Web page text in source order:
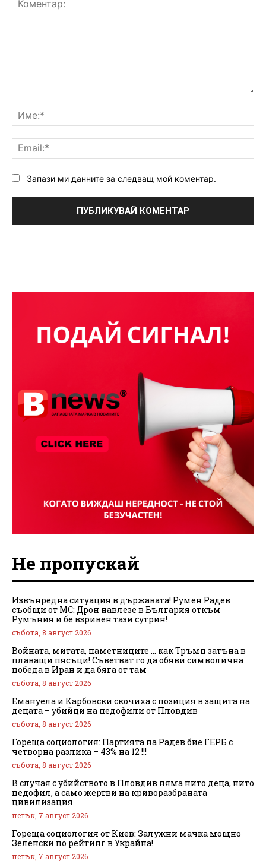
Запази ми данните за следващ мой коментар.
Не пропускай
Извънредна ситуация в държавата! Румен Радев
съобщи от МС: Дрон навлезе в България откъм
Румъния и бе взривен тази сутрин!
събота, 8 август 2026
Войната, митата, паметниците … как Тръмп затъна в
плаващи пясъци! Съветват го да обяви символична
победа в Иран и да бяга от там
събота, 8 август 2026
Емануела и Карбовски скочиха с позиция в защита на
децата – убийци на педофили от Пловдив
събота, 8 август 2026
Гореща социология: Партията на Радев бие ГЕРБ с
четворна разлика – 43% на 12 !!!
събота, 8 август 2026
В случая с убийството в Пловдив няма нито деца, нито
педофил, а само жертви на криворазбраната
цивилизация
петък, 7 август 2026
Гореща социология от Киев: Залужни мачка мощно
Зеленски по рейтинг в Украйна!
петък, 7 август 2026